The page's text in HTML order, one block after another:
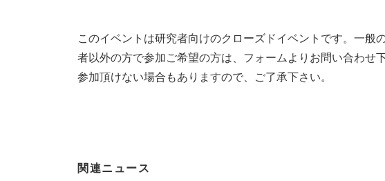
このイベントは研究者向けのクローズドイベントです。一般
者以外の方で参加ご希望の方は、フォームよりお問い合わせ
参加頂けない場合もありますので、ご了承下さい。
関連ニュース